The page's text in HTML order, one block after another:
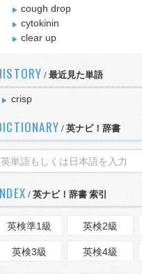
cough drop
cytokinin
clear up
/ 最近見た単語
crisp
/ 英ナビ！辞書
/ 英ナビ！辞書 索引
英検準1級 英検2級
英検3級 英検4級